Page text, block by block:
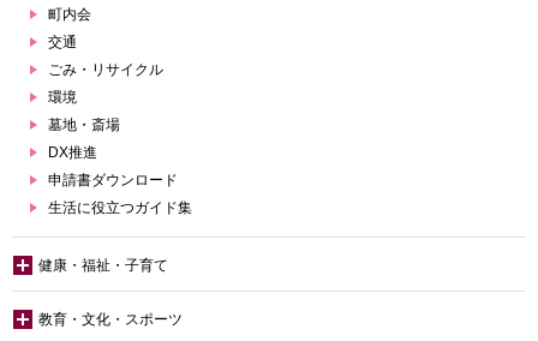
町内会
交通
ごみ・リサイクル
環境
墓地・斎場
DX推進
申請書ダウンロード
生活に役立つガイド集
健康・福祉・子育て
教育・文化・スポーツ